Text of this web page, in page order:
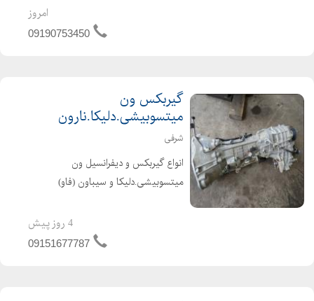
کنيد) کاغذ فيلتر هوا و روغن خودروهاي
سبک و سنگين در اوزان و عرضهاي
امروز
09190753450
گیربکس ون
میتسوبیشی.دلیکا.نارون
شرفی
انواع گیربکس و دیفرانسیل ون
میتسوبیشی.دلیکا و سیباون (فاو)
#گریبکس_ون_نارون
4 روز پیش
09151677787